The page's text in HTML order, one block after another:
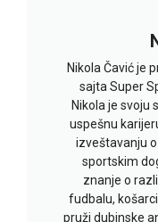
Nikola Čavić je
sajta Super
Nikola je svoju
uspešnu
izveštavanju
sportskim
znanje o
fudbalu,
pruži dubinske